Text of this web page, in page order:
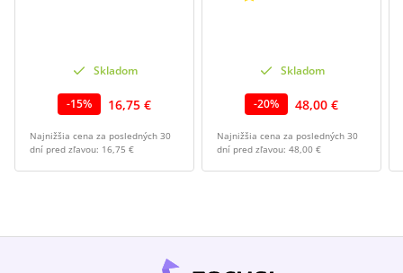
Skladom
-15% 16,75 €
Najnižšia cena za posledných 30
dní pred zľavou: 16,75 €
Skladom
-20% 48,00 €
Najnižšia cena za posledných 30
dní pred zľavou: 48,00 €